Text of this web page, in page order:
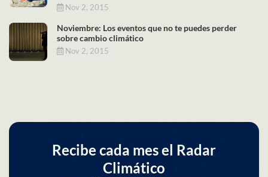
Nov 2, 2015
Noviembre: Los eventos que no te puedes perder
sobre cambio climático
Nov 2, 2015
Recibe cada mes el Radar
Climático